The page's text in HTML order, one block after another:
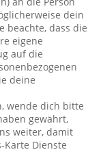
dein
beachte, dass die
eigene
auf die
deine
wende dich bitte
gewährt,
weiter, damit
Karte Dienste